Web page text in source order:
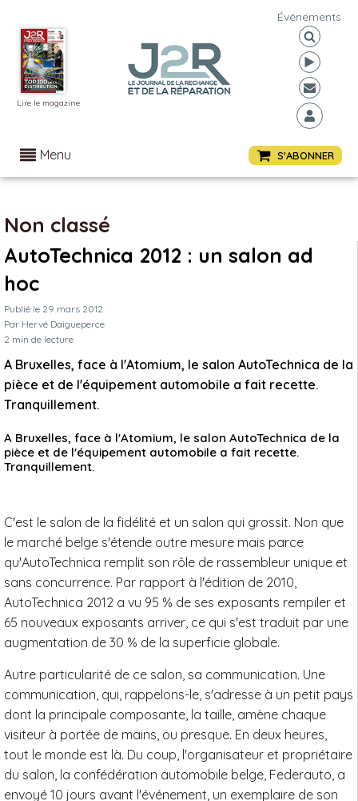
Lire le magazine
Événements
Menu S'ABONNER
Non classé
AutoTechnica 2012 : un salon ad
hoc
Publié le 29 mars 2012
Par Hervé Daigueperce
2 min de lecture
A Bruxelles, face à l'Atomium, le salon AutoTechnica de la
pièce et de l'équipement automobile a fait recette.
Tranquillement.
A Bruxelles, face à l'Atomium, le salon AutoTechnica de la
pièce et de l'équipement automobile a fait recette.
Tranquillement.
C'est le salon de la fidélité et un salon qui grossit. Non que
le marché belge s'étende outre mesure mais parce
qu'AutoTechnica remplit son rôle de rassembleur unique et
sans concurrence. Par rapport à l'édition de 2010,
AutoTechnica 2012 a vu 95 % de ses exposants rempiler et
65 nouveaux exposants arriver, ce qui s'est traduit par une
augmentation de 30 % de la superficie globale.
Autre particularité de ce salon, sa communication. Une
communication, qui, rappelons-le, s'adresse à un petit pays
dont la principale composante, la taille, amène chaque
visiteur à portée de mains, ou presque. En deux heures,
tout le monde est là. Du coup, l'organisateur et propriétaire
du salon, la confédération automobile belge, Federauto, a
envoyé 10 jours avant l'événement, un exemplaire de son